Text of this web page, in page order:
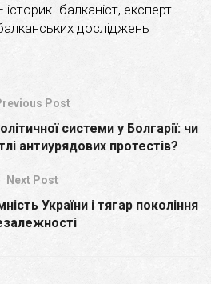
історик -балканіст, експерт
досліджень
Post
системи у Болгарії: чи
антиурядових протестів?
Next Post
України і тягар покоління